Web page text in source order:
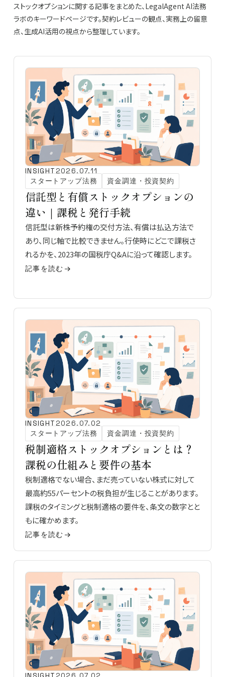
ストックオプションに関する記事をまとめた、LegalAgent AI法務
ラボのキーワードページです。契約レビューの観点、実務上の留意
点、生成AI活用の視点から整理しています。
INSIGHT2026.07.11
スタートアップ法務
資金調達・投資契約
信託型と有償ストックオプションの
違い｜課税と発行手続
信託型は新株予約権の交付方法、有償は払込方法で
あり、同じ軸で比較できません。行使時にどこで課税さ
れるかを、2023年の国税庁Q&Aに沿って確認します。
記事を読む
INSIGHT2026.07.02
スタートアップ法務
資金調達・投資契約
税制適格ストックオプションとは？
課税の仕組みと要件の基本
税制適格でない場合、まだ売っていない株式に対して
最高約55パーセントの税負担が生じることがあります。
課税のタイミングと税制適格の要件を、条文の数字とと
もに確かめます。
記事を読む